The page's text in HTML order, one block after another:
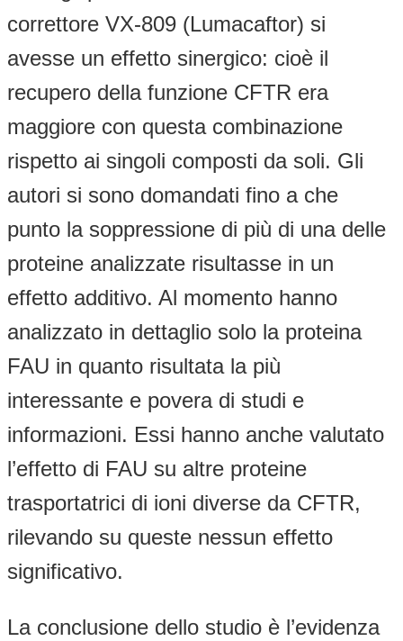
correttore VX-809 (Lumacaftor) si
avesse un effetto sinergico: cioè il
recupero della funzione CFTR era
maggiore con questa combinazione
rispetto ai singoli composti da soli. Gli
autori si sono domandati fino a che
punto la soppressione di più di una delle
proteine analizzate risultasse in un
effetto additivo. Al momento hanno
analizzato in dettaglio solo la proteina
FAU in quanto risultata la più
interessante e povera di studi e
informazioni. Essi hanno anche valutato
l’effetto di FAU su altre proteine
trasportatrici di ioni diverse da CFTR,
rilevando su queste nessun effetto
significativo.
La conclusione dello studio è l’evidenza